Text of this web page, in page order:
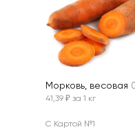
Морковь, весовая
41,39 ₽ за 1 кг
С Картой №1